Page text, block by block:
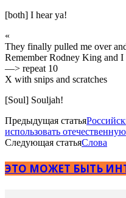
[both] I hear ya!
«
They finally pulled me over
Remember Rodney King and
—> repeat 10
X with snips and scratches
[Soul] Souljah!
Предыдущая статья
использовать
Следующая статьяСлова
ЭТО МОЖЕТ БЫТЬ